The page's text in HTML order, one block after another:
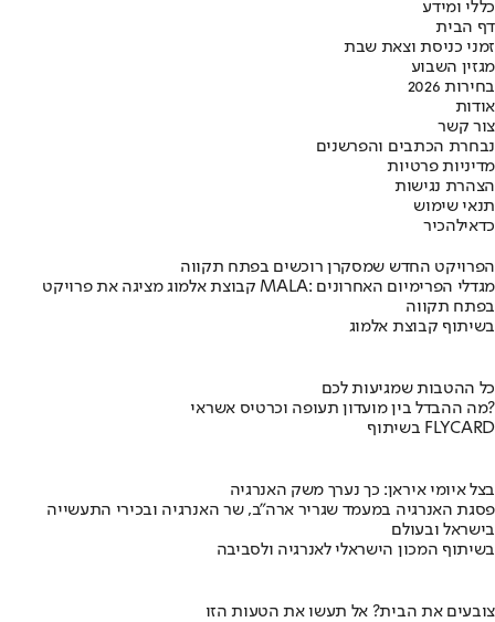
כללי ומידע
דף הבית
זמני כניסת וצאת שבת
מגזין השבוע
בחירות 2026
אודות
צור קשר
נבחרת הכתבים והפרשנים
מדיניות פרטיות
הצהרת נגישות
תנאי שימוש
כדאילהכיר
הפרויקט החדש שמסקרן רוכשים בפתח תקווה
קבוצת אלמוג מציגה את פרויקט MALA: מגדלי הפרימיום האחרונים
בפתח תקווה
בשיתוף קבוצת אלמוג
כל ההטבות שמגיעות לכם
מה ההבדל בין מועדון תעופה וכרטיס אשראי?
בשיתוף FLYCARD
בצל איומי איראן: כך נערך משק האנרגיה
פסגת האנרגיה במעמד שגריר ארה"ב, שר האנרגיה ובכירי התעשייה
בישראל ובעולם
בשיתוף המכון הישראלי לאנרגיה ולסביבה
צובעים את הבית? אל תעשו את הטעות הזו